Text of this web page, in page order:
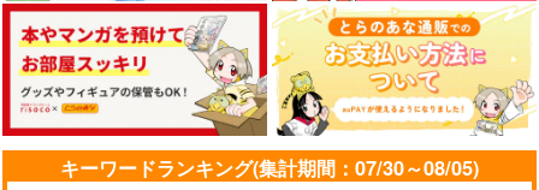
キーワードランキング(集計期間：07/30～08/05)